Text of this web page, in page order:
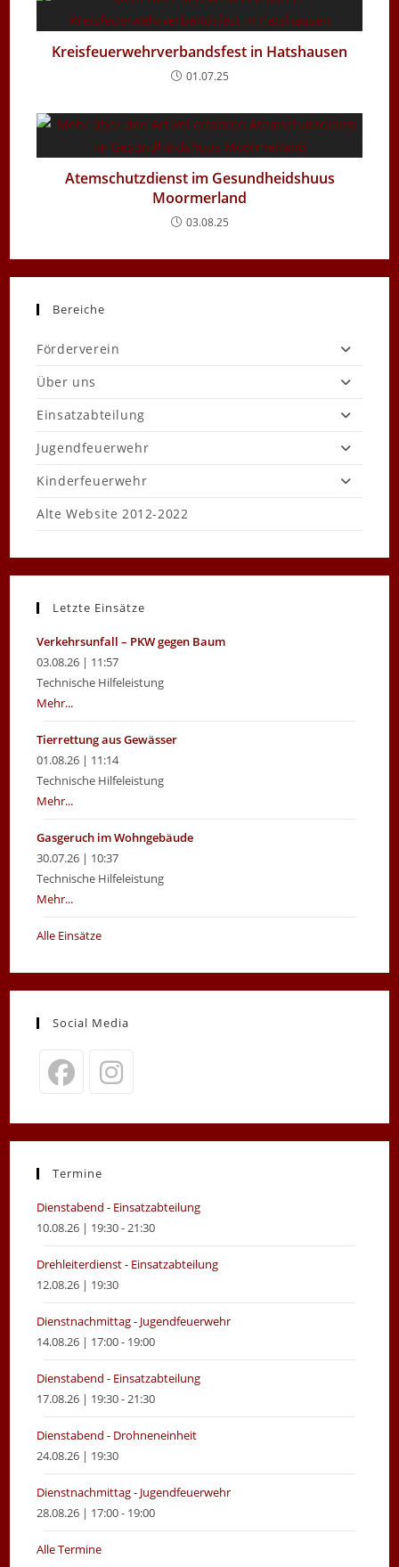
Kreisfeuerwehrverbandsfest in Hatshausen
01.07.25
Atemschutzdienst im Gesundheidshuus
Moormerland
03.08.25
Bereiche
Förderverein
Über uns
Einsatzabteilung
Jugendfeuerwehr
Kinderfeuerwehr
Alte Website 2012-2022
Letzte Einsätze
Verkehrsunfall – PKW gegen Baum
03.08.26 | 11:57
Technische Hilfeleistung
Mehr...
Tierrettung aus Gewässer
01.08.26 | 11:14
Technische Hilfeleistung
Mehr...
Gasgeruch im Wohngebäude
30.07.26 | 10:37
Technische Hilfeleistung
Mehr...
Alle Einsätze
Social Media
in
new
in
new
Termine
Dienstabend - Einsatzabteilung
10.08.26 | 19:30 - 21:30
Drehleiterdienst - Einsatzabteilung
12.08.26 | 19:30
Dienstnachmittag - Jugendfeuerwehr
14.08.26 | 17:00 - 19:00
Dienstabend - Einsatzabteilung
17.08.26 | 19:30 - 21:30
Dienstabend - Drohneneinheit
24.08.26 | 19:30
Dienstnachmittag - Jugendfeuerwehr
28.08.26 | 17:00 - 19:00
Alle Termine